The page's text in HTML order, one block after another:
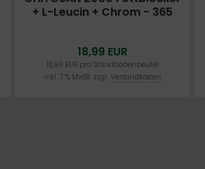
+ L-Leucin + Chrom - 365
18,99 EUR
18,99 EUR pro Standbodenbeutel
inkl. 7 % MwSt. zzgl.Versandkosten